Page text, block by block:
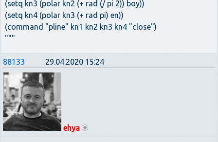
(setq kn3 (polar kn2 (+ rad (/ pi 2)) boy))
(setq kn4 (polar kn3 (+ rad pi) en))
(command "pline" kn1 kn2 kn3 kn4 "close")
"""
88133 29.04.2020 15:24
ehya